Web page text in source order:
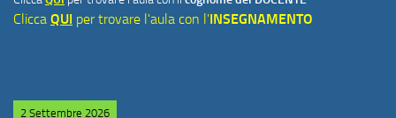
Clicca QUI per trovare l'aula con l'INSEGNAMENTO
2 Settembre 2026